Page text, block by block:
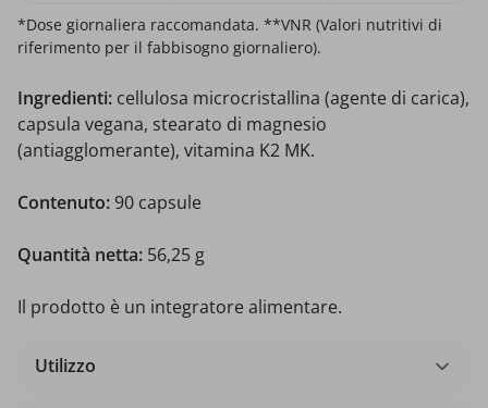
*Dose giornaliera raccomandata. **VNR (Valori nutritivi di
riferimento per il fabbisogno giornaliero).
Ingredienti: cellulosa microcristallina (agente di carica),
capsula vegana, stearato di magnesio
(antiagglomerante), vitamina K2 MK.
Contenuto:90 capsule
Quantità netta: 56,25 g
Il prodotto è un integratore alimentare.
Utilizzo